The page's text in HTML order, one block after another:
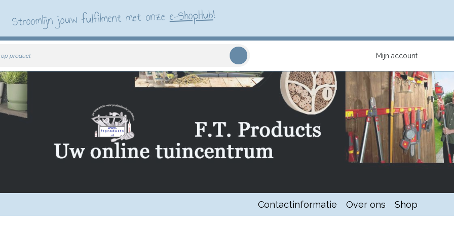
Stroomlijn jouw fulfilment met onzee-ShopHub!
op product Mijn account
Contactinformatie Over ons Shop